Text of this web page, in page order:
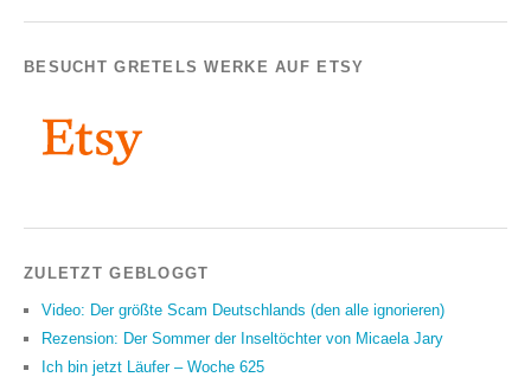
BESUCHT GRETELS WERKE AUF ETSY
ZULETZT GEBLOGGT
Video: Der größte Scam Deutschlands (den alle ignorieren)
Rezension: Der Sommer der Inseltöchter von Micaela Jary
Ich bin jetzt Läufer – Woche 625